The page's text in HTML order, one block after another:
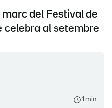
marc del Festival de
celebra al setembre
1 min